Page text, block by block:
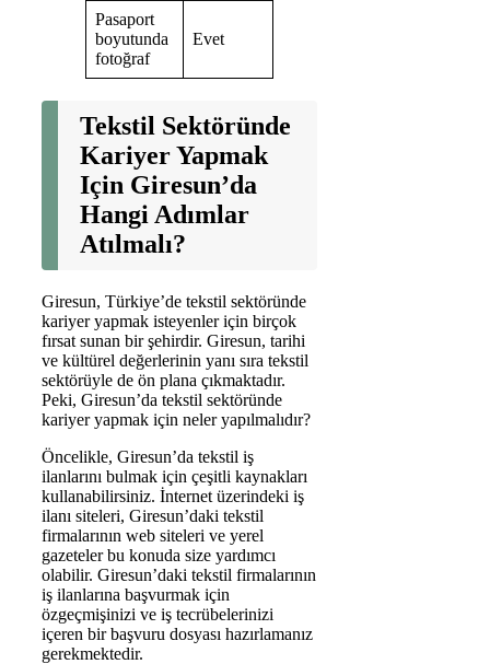
Pasaport
boyutunda
fotoğraf
Evet
Tekstil Sektöründe
Kariyer Yapmak
Için Giresun’da
Hangi Adımlar
Atılmalı?
Giresun, Türkiye’de tekstil sektöründe
kariyer yapmak isteyenler için birçok
fırsat sunan bir şehirdir. Giresun, tarihi
ve kültürel değerlerinin yanı sıra tekstil
sektörüyle de ön plana çıkmaktadır.
Peki, Giresun’da tekstil sektöründe
kariyer yapmak için neler yapılmalıdır?
Öncelikle, Giresun’da tekstil iş
ilanlarını bulmak için çeşitli kaynakları
kullanabilirsiniz. İnternet üzerindeki iş
ilanı siteleri, Giresun’daki tekstil
firmalarının web siteleri ve yerel
gazeteler bu konuda size yardımcı
olabilir. Giresun’daki tekstil firmalarının
iş ilanlarına başvurmak için
özgeçmişinizi ve iş tecrübelerinizi
içeren bir başvuru dosyası hazırlamanız
gerekmektedir.